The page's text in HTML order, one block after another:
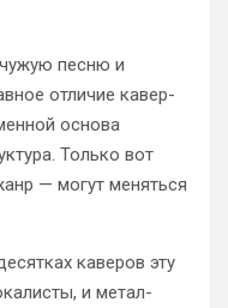
песню и
отличие кавер-
основа
Только вот
— могут меняться
каверов эту
и метал-